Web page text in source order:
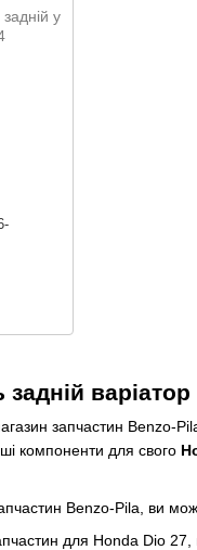
задній
запчастин Benzo-
компоненти для свого
Benzo-Pila, ви
для Honda Dio 27,